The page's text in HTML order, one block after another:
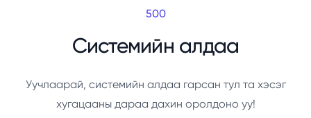
500
Системийн алдаа
Уучлаарай, системийн алдаа гарсан тул та хэсэг
хугацааны дараа дахин оролдоно уу!